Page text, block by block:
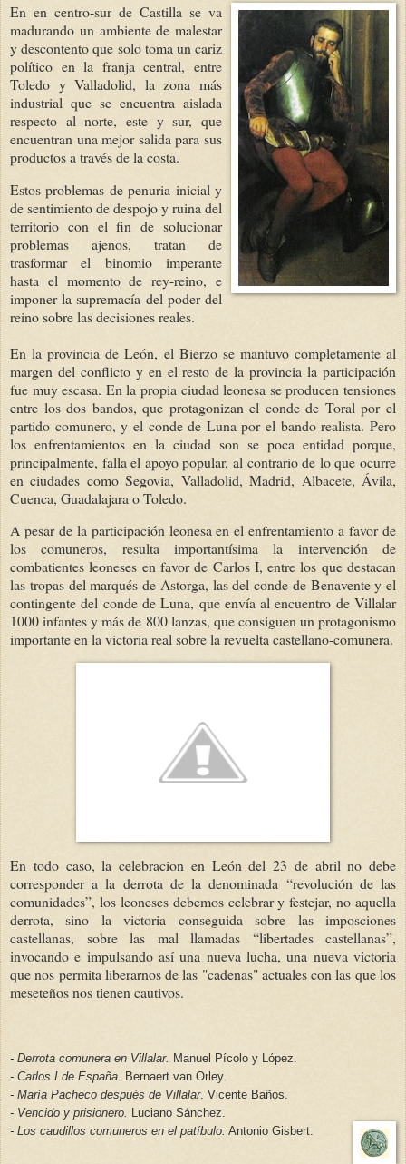
En en centro-sur de Castilla se va
madurando un ambiente de malestar
y descontento que solo toma un cariz
político en la franja central, entre
Toledo y Valladolid, la zona más
industrial que se encuentra aislada
respecto al norte, este y sur, que
encuentran una mejor salida para sus
productos a través de la costa.
Estos problemas de penuria inicial y
de sentimiento de despojo y ruina del
territorio con el fin de solucionar
problemas ajenos, tratan de
trasformar el binomio imperante
hasta el momento de rey-reino, e
imponer la supremacía del poder del
reino sobre las decisiones reales.
En la provincia de León, el Bierzo se mantuvo completamente al
margen del conflicto y en el resto de la provincia la participación
fue muy escasa. En la propia ciudad leonesa se producen tensiones
entre los dos bandos, que protagonizan el conde de Toral por el
partido comunero, y el conde de Luna por el bando realista. Pero
los enfrentamientos en la ciudad son se poca entidad porque,
principalmente, falla el apoyo popular, al contrario de lo que ocurre
en ciudades como Segovia, Valladolid, Madrid, Albacete, Ávila,
Cuenca, Guadalajara o Toledo.
A pesar de la participación leonesa en el enfrentamiento a favor de
los comuneros, resulta importantísima la intervención de
combatientes leoneses en favor de Carlos I, entre los que destacan
las tropas del marqués de Astorga, las del conde de Benavente y el
contingente del conde de Luna, que envía al encuentro de Villalar
1000 infantes y más de 800 lanzas, que consiguen un protagonismo
importante en la victoria real sobre la revuelta castellano-comunera.
En todo caso, la celebracion en León del 23 de abril no debe
corresponder a la derrota de la denominada “revolución de las
comunidades”, los leoneses debemos celebrar y festejar, no aquella
derrota, sino la victoria conseguida sobre las imposciones
castellanas, sobre las mal llamadas “libertades castellanas”,
invocando e impulsando así una nueva lucha, una nueva victoria
que nos permita liberarnos de las "cadenas" actuales con las que los
meseteños nos tienen cautivos.
- Derrota comunera en Villalar. Manuel Pícolo y López.
- Carlos I de España.
Bernaert van Orley.
- María Pacheco después de Villalar. Vicente Baños.
- Vencido y prisionero.
Luciano Sánchez.
- Los caudillos comuneros en el patíbulo. Antonio Gisbert.